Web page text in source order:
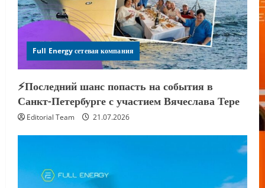
Full Energy сетевая компания
⚡️Последний шанс попасть на события в
Санкт-Петербурге с участием Вячеслава Тере
Editorial Team 21.07.2026